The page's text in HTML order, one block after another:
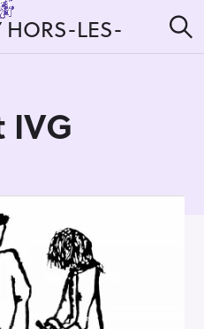
HORS-LES-
e
IVG